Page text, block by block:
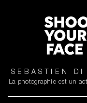
SEBASTIEN DI
La photographie est un